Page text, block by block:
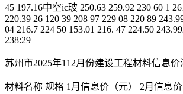
45 197.16中空ic玻 250.63 259.92 230 60 1
220.39 26 120 39 208 97 229 08 220 89
04 216.7 224 50 153.01 216. 47 224.50
238:29
苏州市2025年112月份建设工程材料信息价
材料名称 规格 1月信息价（元） 2月信息